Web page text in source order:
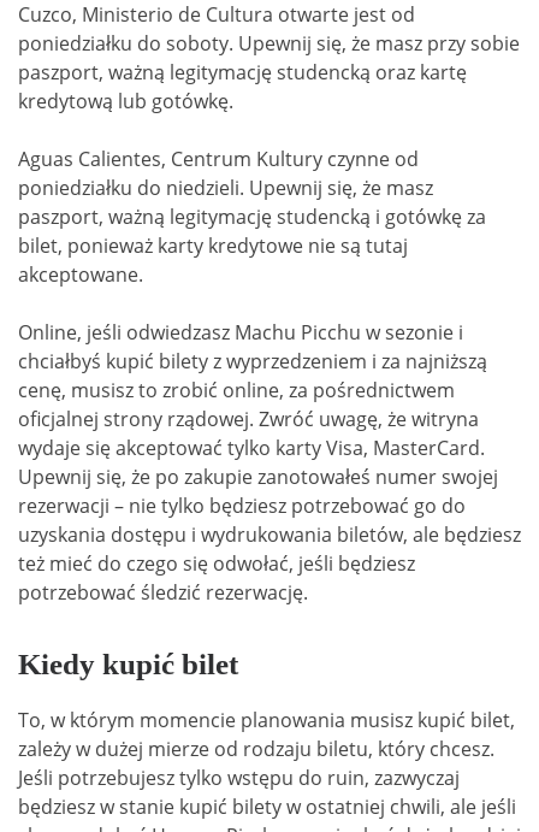
Cuzco, Ministerio de Cultura otwarte jest od
poniedziałku do soboty. Upewnij się, że masz przy sobie
paszport, ważną legitymację studencką oraz kartę
kredytową lub gotówkę.
Aguas Calientes, Centrum Kultury czynne od
poniedziałku do niedzieli. Upewnij się, że masz
paszport, ważną legitymację studencką i gotówkę za
bilet, ponieważ karty kredytowe nie są tutaj
akceptowane.
Online, jeśli odwiedzasz Machu Picchu w sezonie i
chciałbyś kupić bilety z wyprzedzeniem i za najniższą
cenę, musisz to zrobić online, za pośrednictwem
oficjalnej strony rządowej. Zwróć uwagę, że witryna
wydaje się akceptować tylko karty Visa, MasterCard.
Upewnij się, że po zakupie zanotowałeś numer swojej
rezerwacji – nie tylko będziesz potrzebować go do
uzyskania dostępu i wydrukowania biletów, ale będziesz
też mieć do czego się odwołać, jeśli będziesz
potrzebować śledzić rezerwację.
Kiedy kupić bilet
To, w którym momencie planowania musisz kupić bilet,
zależy w dużej mierze od rodzaju biletu, który chcesz.
Jeśli potrzebujesz tylko wstępu do ruin, zazwyczaj
będziesz w stanie kupić bilety w ostatniej chwili, ale jeśli